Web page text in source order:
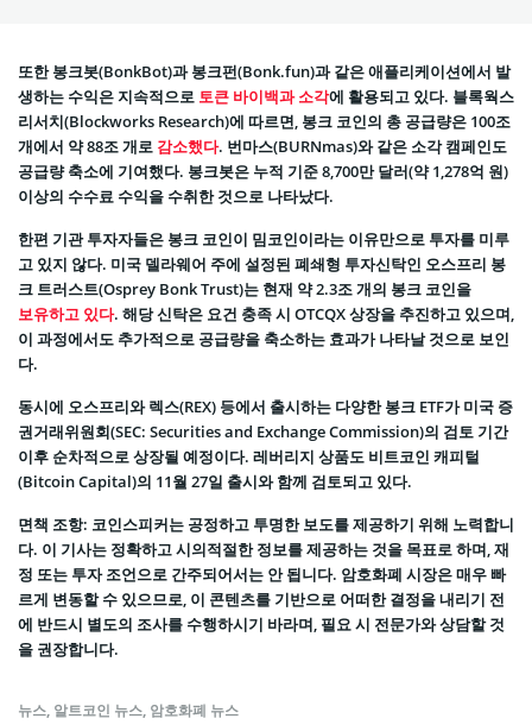
또한 봉크봇(BonkBot)과 봉크펀(Bonk.fun)과 같은 애플리케이션에서 발
생하는 수익은 지속적으로 토큰 바이백과 소각에 활용되고 있다. 블록웍스
리서치(Blockworks Research)에 따르면, 봉크 코인의 총 공급량은 100조
개에서 약 88조 개로 감소했다. 번마스(BURNmas)와 같은 소각 캠페인도
공급량 축소에 기여했다. 봉크봇은 누적 기준 8,700만 달러(약 1,278억 원)
이상의 수수료 수익을 수취한 것으로 나타났다.
한편 기관 투자자들은 봉크 코인이 밈코인이라는 이유만으로 투자를 미루
고 있지 않다. 미국 델라웨어 주에 설정된 폐쇄형 투자신탁인 오스프리 봉
크 트러스트(Osprey Bonk Trust)는 현재 약 2.3조 개의 봉크 코인을
보유하고 있다. 해당 신탁은 요건 충족 시 OTCQX 상장을 추진하고 있으며,
이 과정에서도 추가적으로 공급량을 축소하는 효과가 나타날 것으로 보인
다.
동시에 오스프리와 렉스(REX) 등에서 출시하는 다양한 봉크 ETF가 미국 증
권거래위원회(SEC: Securities and Exchange Commission)의 검토 기간
이후 순차적으로 상장될 예정이다. 레버리지 상품도 비트코인 캐피털
(Bitcoin Capital)의 11월 27일 출시와 함께 검토되고 있다.
면책 조항: 코인스피커는 공정하고 투명한 보도를 제공하기 위해 노력합니
다. 이 기사는 정확하고 시의적절한 정보를 제공하는 것을 목표로 하며, 재
정 또는 투자 조언으로 간주되어서는 안 됩니다. 암호화폐 시장은 매우 빠
르게 변동할 수 있으므로, 이 콘텐츠를 기반으로 어떠한 결정을 내리기 전
에 반드시 별도의 조사를 수행하시기 바라며, 필요 시 전문가와 상담할 것
을 권장합니다.
뉴스, 알트코인 뉴스, 암호화폐 뉴스